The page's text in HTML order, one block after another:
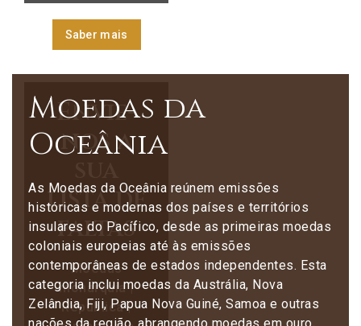
Saber mais
Envie-
nos a
lista de
faltas
Moedas
monarquia |
República |
Moedas da
Oceânia
As Moedas da Oceânia reúnem emissões
históricas e modernas dos países e territórios
insulares do Pacífico, desde as primeiras moedas
coloniais europeias até às emissões
contemporâneas de estados independentes. Esta
categoria inclui moedas da Austrália, Nova
Zelândia, Fiji, Papua Nova Guiné, Samoa e outras